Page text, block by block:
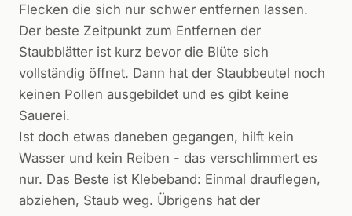
Flecken die sich nur schwer entfernen lassen.
Der beste Zeitpunkt zum Entfernen der
Staubblätter ist kurz bevor die Blüte sich
vollständig öffnet. Dann hat der Staubbeutel noch
keinen Pollen ausgebildet und es gibt keine
Sauerei.
Ist doch etwas daneben gegangen, hilft kein
Wasser und kein Reiben - das verschlimmert es
nur. Das Beste ist Klebeband: Einmal drauflegen,
abziehen, Staub weg. Übrigens hat der